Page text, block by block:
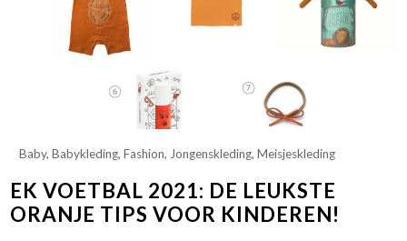
Baby,Babykleding,Fashion, Jongenskleding,Meisjeskleding
EK VOETBAL 2021: DE LEUKSTE
ORANJE TIPS VOOR KINDEREN!